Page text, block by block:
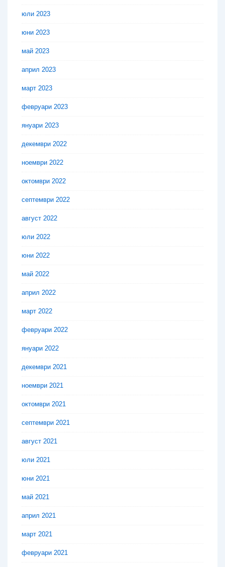
юли 2023
юни 2023
май 2023
април 2023
март 2023
февруари 2023
януари 2023
декември 2022
ноември 2022
октомври 2022
септември 2022
август 2022
юли 2022
юни 2022
май 2022
април 2022
март 2022
февруари 2022
януари 2022
декември 2021
ноември 2021
октомври 2021
септември 2021
август 2021
юли 2021
юни 2021
май 2021
април 2021
март 2021
февруари 2021